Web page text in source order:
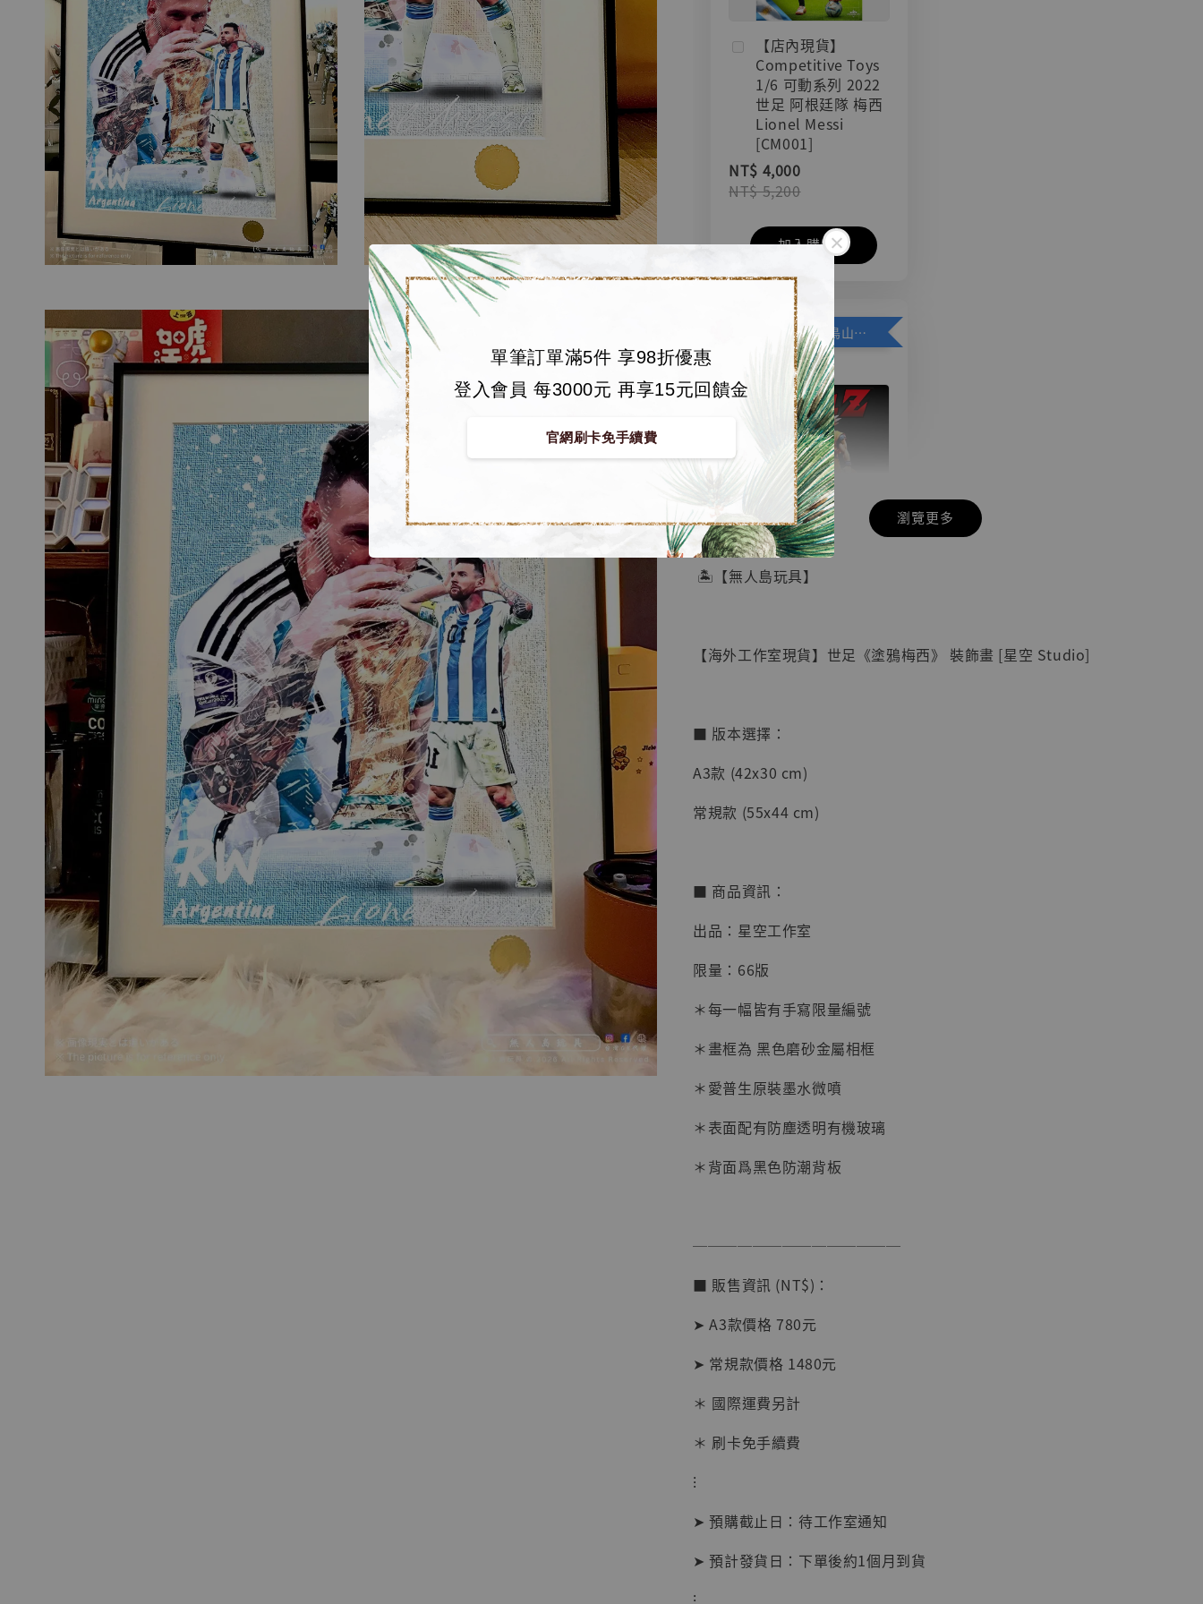
單筆訂單滿5件 享98折優惠
登入會員 每3000元 再享15元回饋金
官網刷卡免手續費
【店內現貨】
Competitive Toys
1/6 可動系列 2022
世足 阿根廷隊 梅西
Lionel Messi
[CM001]
NT$ 4,000
NT$ 5,200
加入購物車
加購優惠【悟空 鳥山明紀念款 [奇蹟工作室]】
【店內現貨】七龍珠
系列蒐藏雕像 悟空
NT$ 4,280
- +
加入購物車
【店內現貨】海賊王
系列蒐藏雕像 布魯
克達摩 [7STARS
Studio]
NT$ 1,870
【現貨】
BJSTUDIO 1/6系列
瀏覽更多
🏝【無人島玩具】
【海外工作室現貨】世足《塗鴉梅西》 裝飾畫 [星空 Studio]
■ 版本選擇：
A3款 (42x30 cm)
常規款 (55x44 cm)
■ 商品資訊：
出品：星空工作室
限量：66版
＊每一幅皆有手寫限量編號
＊畫框為 黑色磨砂金屬相框
＊愛普生原裝墨水微噴
＊表面配有防塵透明有機玻璃
＊背面爲黑色防潮背板
──────────────
■ 販售資訊 (NT$)：
➤ A3款價格 780元
➤ 常規款價格 1480元
＊ 國際運費另計
＊ 刷卡免手續費
⁝
➤ 預購截止日：待工作室通知
➤ 預計發貨日：下單後約1個月到貨
⁝